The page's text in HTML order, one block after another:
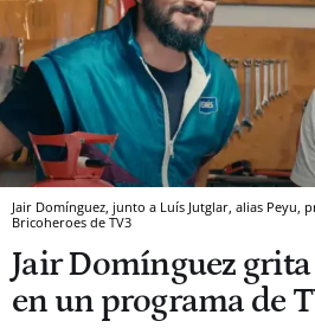
Jair Domínguez, junto a Luís Jutglar, alias Peyu,
Bricoheroes de TV3
Jair Domínguez
en un programa de